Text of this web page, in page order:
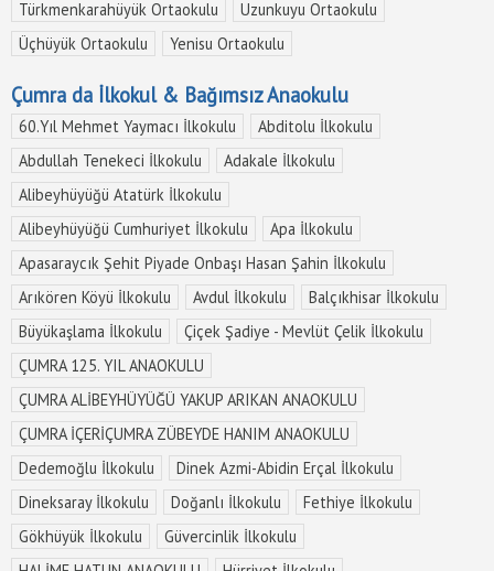
Türkmenkarahüyük Ortaokulu
Uzunkuyu Ortaokulu
Üçhüyük Ortaokulu
Yenisu Ortaokulu
Çumra da İlkokul & Bağımsız Anaokulu
60.Yıl Mehmet Yaymacı İlkokulu
Abditolu İlkokulu
Abdullah Tenekeci İlkokulu
Adakale İlkokulu
Alibeyhüyüğü Atatürk İlkokulu
Alibeyhüyüğü Cumhuriyet İlkokulu
Apa İlkokulu
Apasaraycık Şehit Piyade Onbaşı Hasan Şahin İlkokulu
Arıkören Köyü İlkokulu
Avdul İlkokulu
Balçıkhisar İlkokulu
Büyükaşlama İlkokulu
Çiçek Şadiye - Mevlüt Çelik İlkokulu
ÇUMRA 125. YIL ANAOKULU
ÇUMRA ALİBEYHÜYÜĞÜ YAKUP ARIKAN ANAOKULU
ÇUMRA İÇERİÇUMRA ZÜBEYDE HANIM ANAOKULU
Dedemoğlu İlkokulu
Dinek Azmi-Abidin Erçal İlkokulu
Dineksaray İlkokulu
Doğanlı İlkokulu
Fethiye İlkokulu
Gökhüyük İlkokulu
Güvercinlik İlkokulu